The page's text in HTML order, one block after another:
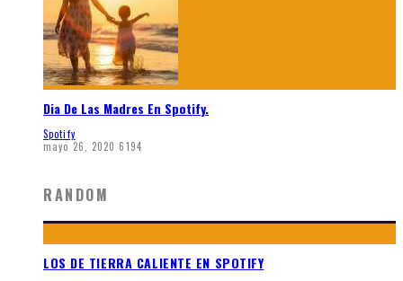
Dia De Las Madres En Spotify.
Spotify
mayo 26, 2020 6194
RANDOM
LOS DE TIERRA CALIENTE EN SPOTIFY